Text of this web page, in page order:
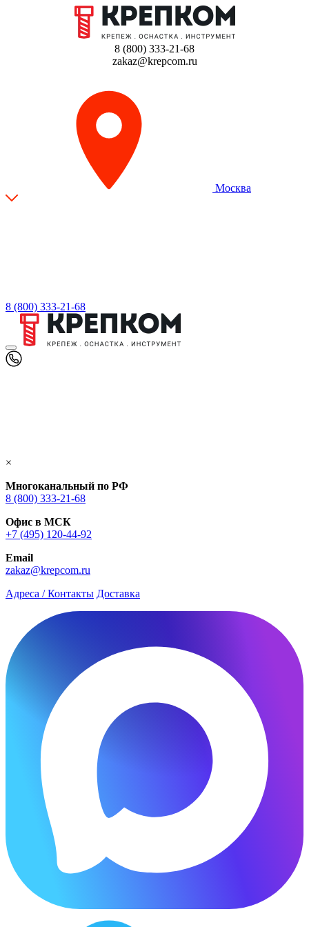
8 (800) 333-21-68
zakaz@krepcom.ru
Москва
8 (800) 333-21-68
×
Многоканальный по РФ
8 (800) 333‑21-68
Офис в МСК
+7 (495) 120-44-92
Email
zakaz@krepcom.ru
Адреса / Контакты Доставка